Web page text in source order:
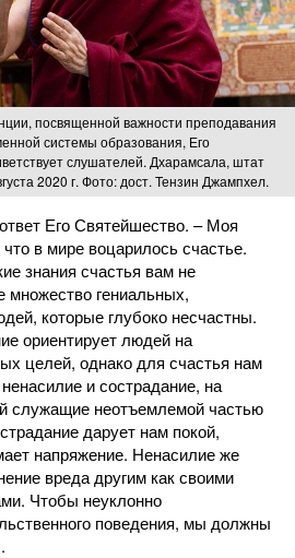
посвященной важности преподавания
системы образования, Его
слушателей. Дхарамсала, штат
2020 г. Фото: дост. Тензин Джампхел.
Его Святейшество. – Моя
в мире воцарилось счастье.
знания счастья вам не
множество гениальных,
которые глубоко несчастны.
ориентирует людей на
целей, однако для счастья нам
и сострадание, на
служащие неотъемлемой частью
дарует нам покой,
напряжение. Ненасилие же
вреда другим как своими
Чтобы неуклонно
поведения, мы должны